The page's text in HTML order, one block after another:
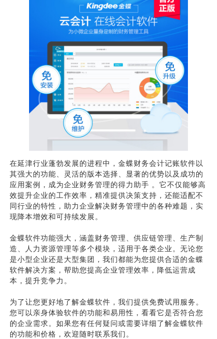
在延津行业蓬勃发展的进程中，金蝶财务会计记账软件以
其强大的功能、灵活的版本选择、显著的优势以及成功的
应用案例，成为企业财务管理的得力助手 。它不仅能够高
效提升企业的工作效率，精准提供决策支持，还能适配不
同行业的特性，助力企业解决财务管理中的各种难题，实
现降本增效和可持续发展。
金蝶软件功能强大，涵盖财务管理、供应链管理、生产制
造、人力资源管理等多个模块，适用于各类企业。无论您
是小型企业还是大型集团，我们都能为您提供合适的金蝶
软件解决方案，帮助您提高企业管理效率，降低运营成
本，提升竞争力。
为了让您更好地了解金蝶软件，我们提供免费试用服务。
您可以亲身体验软件的功能和易用性，看看它是否符合您
的企业需求。如果您有任何疑问或需要详细了解金蝶软件
的功能和价格，欢迎随时联系我们。